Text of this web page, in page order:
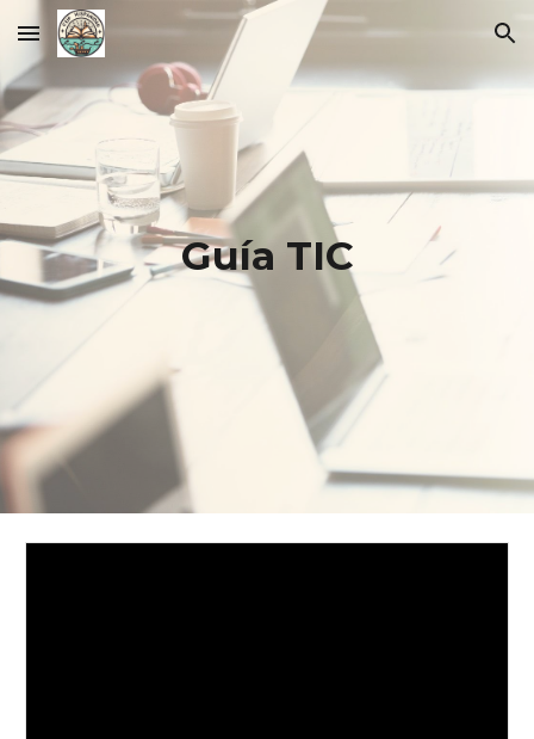
Skip to main content Skip to navigation
Guía TIC